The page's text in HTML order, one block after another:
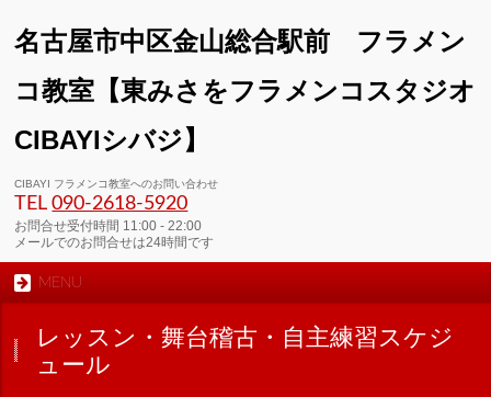
名古屋市中区金山総合駅前 フラメン
コ教室【東みさをフラメンコスタジオ
CIBAYIシバジ】
CIBAYI フラメンコ教室へのお問い合わせ
TEL090-2618‐5920
お問合せ受付時間 11:00 - 22:00
メールでのお問合せは24時間です
MENU
レッスン・舞台稽古・自主練習スケジ
ュール
01:00
02:00
03:00